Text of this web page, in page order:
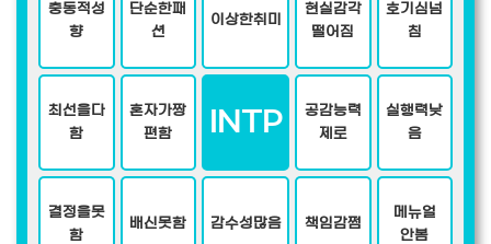
충동적성
향
단순한패
션
이상한취미
현실감각
떨어짐
호기심넘
침
최선을다
함
혼자가짱
편함
INTP
공감능력
제로
실행력낮
음
결정을못
함
배신못함 감수성많음 책임감쩜
메뉴얼
안봄